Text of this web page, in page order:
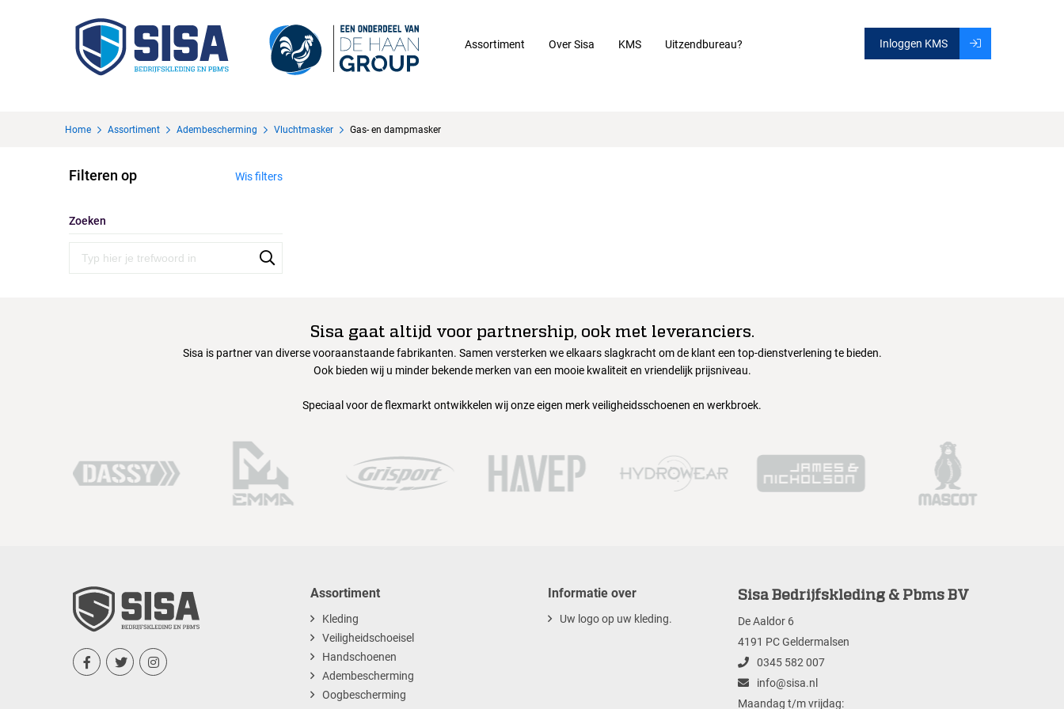
Assortiment Over Sisa KMS Uitzendbureau? Inloggen KMS
Home Assortiment Adembescherming Vluchtmasker Gas- en dampmasker
Filteren op Wis filters
Zoeken
Sisa gaat altijd voor partnership, ook met leveranciers.
Sisa is partner van diverse vooraanstaande fabrikanten. Samen versterken we elkaars slagkracht om de klant een top-dienstverlening te bieden.
Ook bieden wij u minder bekende merken van een mooie kwaliteit en vriendelijk prijsniveau.
Speciaal voor de flexmarkt ontwikkelen wij onze eigen merk veiligheidsschoenen en werkbroek.
  
Assortiment
Kleding
Veiligheidschoeisel
Handschoenen
Adembescherming
Oogbescherming
Informatie over
Uw logo op uw kleding.
Sisa Bedrijfskleding & Pbms BV
De Aaldor 6
4191 PC Geldermalsen
0345 582 007
info@sisa.nl
Maandag t/m vrijdag: